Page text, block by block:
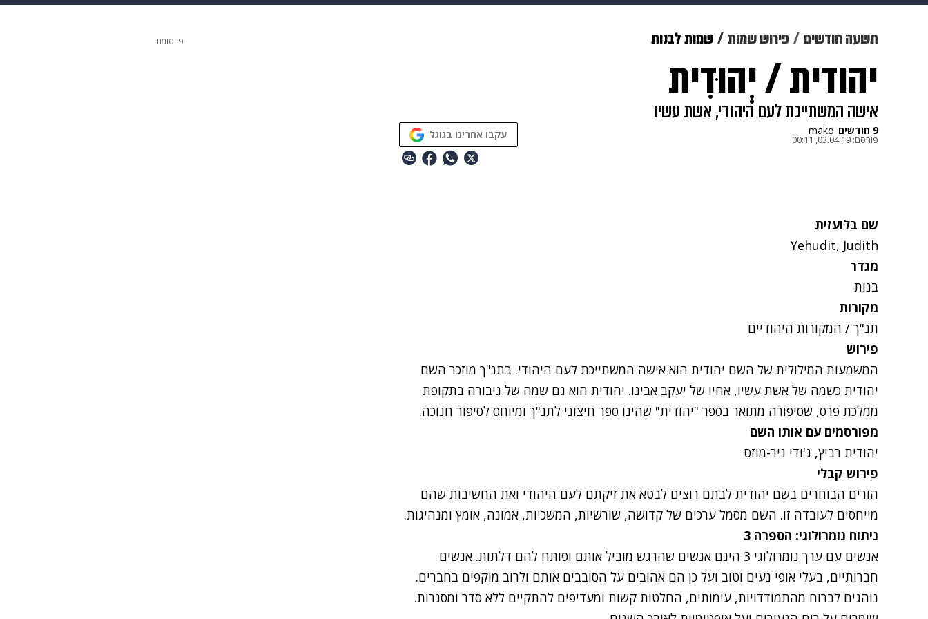
מוזיקה תרבות צבא וביטחון
דיגיטל ויוה
תשעה חודשים פירוש שמות שמות לבנות
יהודית / יְהוּדִית
אישה המשתייכת לעם היהודי, אשת עשיו
9 חודשים mako
פורסם: 03.04.19, 00:11 עקבו אחרינו בגוגל
שם בלועזית
Yehudit, Judith
מגדר
בנות
מקורות
תנ"ך / המקורות היהודיים
פירוש
המשמעות המילולית של השם יהודית הוא אישה המשתייכת לעם היהודי. בתנ"ך מוזכר השם
יהודית כשמה של אשת עשיו, אחיו של יעקב אבינו. יהודית הוא גם שמה של גיבורה בתקופת
ממלכת פרס, שסיפורה מתואר בספר "יהודית" שהינו ספר חיצוני לתנ"ך ומיוחס לסיפור חנוכה.
מפורסמים עם אותו השם
יהודית רביץ, ג'ודי ניר-מוזס
פירוש קבלי
הורים הבוחרים בשם יהודית לבתם רוצים לבטא את זיקתם לעם היהודי ואת החשיבות שהם
מייחסים לעובדה זו. השם מסמל ערכים של קדושה, שורשיות, המשכיות, אמונה, אומץ ומנהיגות.
ניתוח נומרולוגי: הספרה 3
אנשים עם ערך נומרולוגי 3 הינם אנשים שהרגש מוביל אותם ופותח להם דלתות. אנשים
חברותיים, בעלי אופי נעים וטוב ועל כן הם אהובים על הסובבים אותם ולרוב מוקפים בחברים.
נוהגים לברוח מהתמודדויות, עימותים, החלטות קשות ומעדיפים להתקיים ללא סדר ומסגרות.
פרסומת